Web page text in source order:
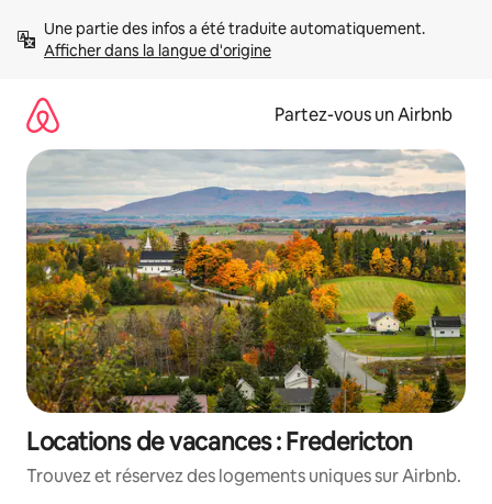
directement
Afficher dans la langue d'origine
Partez-vous un Airbnb
Locations de vacances : Fredericton
Trouvez et réservez des logements uniques sur Airbnb.